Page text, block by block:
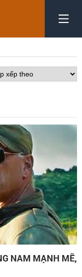
NAM MẠNH MẼ,